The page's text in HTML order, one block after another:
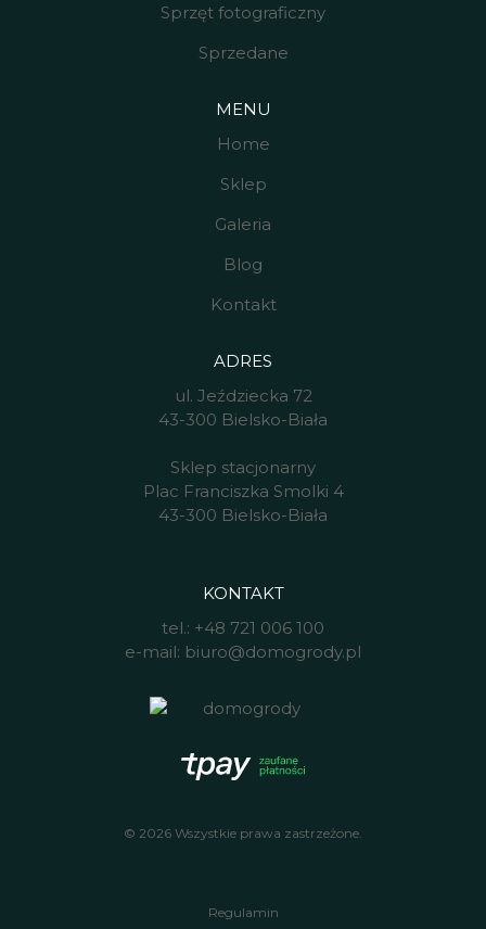
Sprzęt fotograficzny
Sprzedane
MENU
Home
Sklep
Galeria
Blog
Kontakt
ADRES
ul. Jeździecka 72
43-300 Bielsko-Biała
Sklep stacjonarny
Plac Franciszka Smolki 4
43-300 Bielsko-Biała
KONTAKT
tel.: +48 721 006 100
e-mail: biuro@domogrody.pl
© 2026 Wszystkie prawa zastrzeżone.
Regulamin